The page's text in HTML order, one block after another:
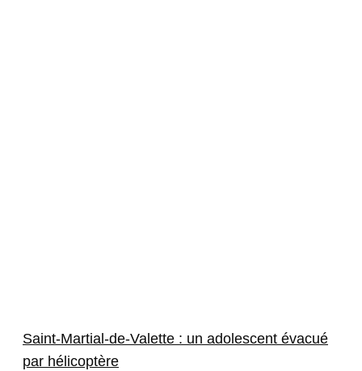
Saint-Martial-de-Valette : un adolescent évacué
par hélicoptère